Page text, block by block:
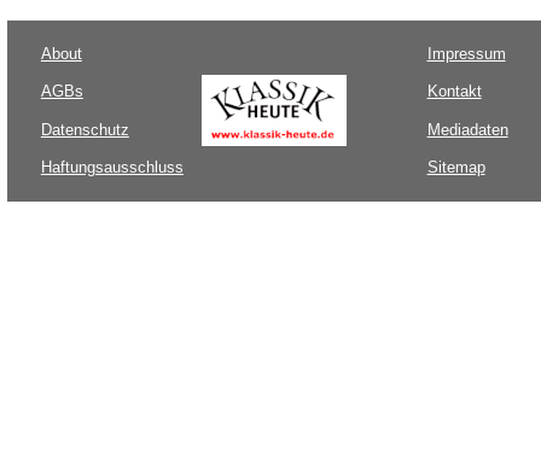
About
AGBs
Datenschutz
Haftungsausschluss
Impressum
Kontakt
Mediadaten
Sitemap